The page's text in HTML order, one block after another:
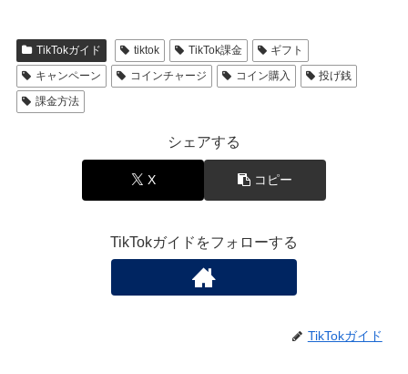
TikTokガイド tiktok TikTok課金
ギフト
キャンペーン
コインチャージ コイン購入
投げ銭
課金方法
シェアする
X コピー
TikTokガイドをフォローする
TikTokガイド